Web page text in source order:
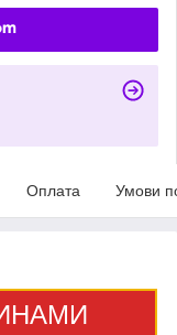
Оплата Умови